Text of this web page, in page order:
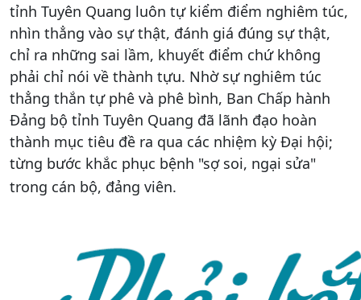
tỉnh Tuyên Quang luôn tự kiểm điểm nghiêm túc,
nhìn thẳng vào sự thật, đánh giá đúng sự thật,
chỉ ra những sai lầm, khuyết điểm chứ không
phải chỉ nói về thành tựu. Nhờ sự nghiêm túc
thẳng thắn tự phê và phê bình, Ban Chấp hành
Đảng bộ tỉnh Tuyên Quang đã lãnh đạo hoàn
thành mục tiêu đề ra qua các nhiệm kỳ Đại hội;
từng bước khắc phục bệnh "sợ soi, ngại sửa"
trong cán bộ, đảng viên.